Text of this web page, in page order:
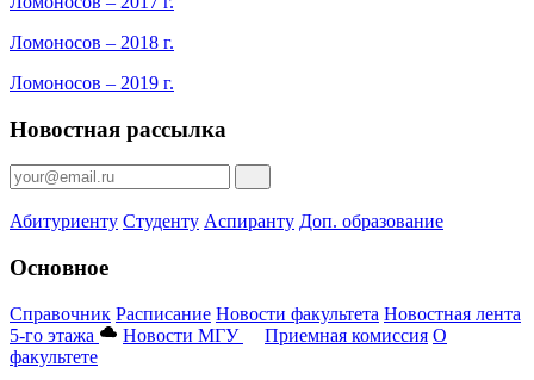
Ломоносов – 2018 г.
Ломоносов – 2019 г.
Новостная рассылка
Абитуриенту Студенту Аспиранту Доп. образование
Основное
Справочник Расписание Новости факультета Новостная лента
5-го этажа
Новости МГУ Приемная комиссия О
факультете